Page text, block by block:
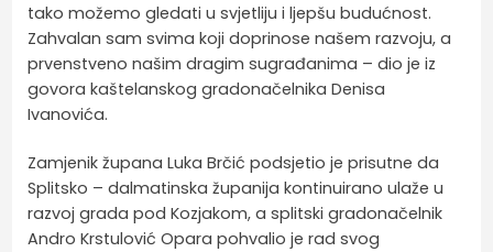
tako možemo gledati u svjetliju i ljepšu budućnost.
Zahvalan sam svima koji doprinose našem razvoju, a
prvenstveno našim dragim sugrađanima – dio je iz
govora kaštelanskog gradonačelnika Denisa
Ivanovića.
Zamjenik župana Luka Brčić podsjetio je prisutne da
Splitsko – dalmatinska županija kontinuirano ulaže u
razvoj grada pod Kozjakom, a splitski gradonačelnik
Andro Krstulović Opara pohvalio je rad svog